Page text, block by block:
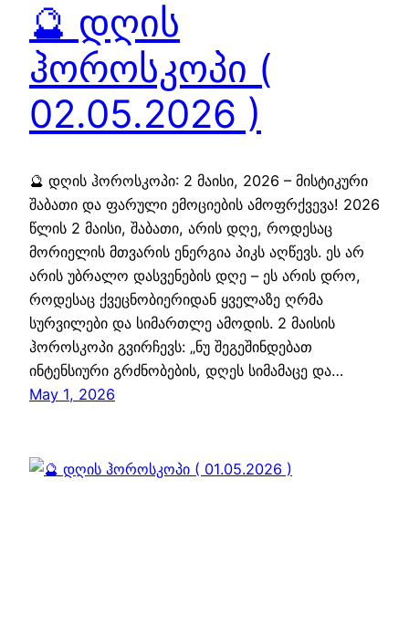
🔮 დღის
ჰოროსკოპი (
02.05.2026 )
🔮 დღის ჰოროსკოპი: 2 მაისი, 2026 – მისტიკური
შაბათი და ფარული ემოციების ამოფრქვევა! 2026
წლის 2 მაისი, შაბათი, არის დღე, როდესაც
მორიელის მთვარის ენერგია პიკს აღწევს. ეს არ
არის უბრალო დასვენების დღე – ეს არის დრო,
როდესაც ქვეცნობიერიდან ყველაზე ღრმა
სურვილები და სიმართლე ამოდის. 2 მაისის
ჰოროსკოპი გვირჩევს: „ნუ შეგეშინდებათ
ინტენსიური გრძნობების, დღეს სიმამაცე და…
May 1, 2026